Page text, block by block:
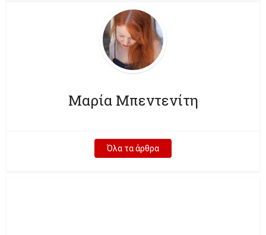
Μαρία Μπεντενίτη
Όλα τα άρθρα